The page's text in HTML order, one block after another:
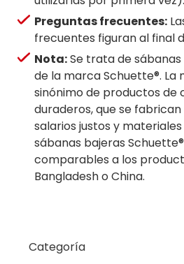
Preguntas frecuentes:
frecuentes figuran al final
Nota:Se trata de
de la marca Schuette®. La
sinónimo de productos de
duraderos, que se
salarios justos y
sábanas bajeras
comparables a los
Bangladesh o China.
Categoría